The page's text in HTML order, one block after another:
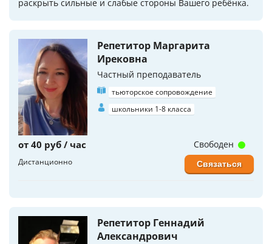
раскрыть сильные и слабые стороны Вашего ребёнка.
Репетитор Маргарита
Ирековна
Частный преподаватель
тьюторское сопровождение
школьники 1-8 класса
от 40 руб / час
Дистанционно
Свободен
Связаться
Репетитор Геннадий
Александрович